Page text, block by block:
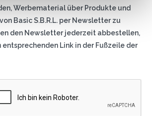
Werbematerial über Produkte und
Basic S.B.R.L. per Newsletter zu
den Newsletter jederzeit abbestellen,
entsprechenden Link in der Fußzeile der